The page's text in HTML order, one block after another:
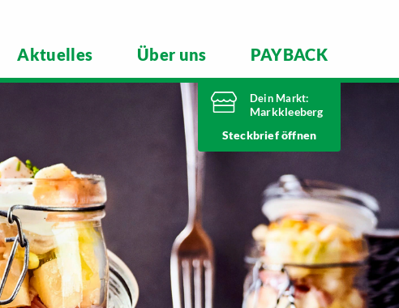
Aktuelles Über uns PAYBACK
Dein Markt:
Markkleeberg
Heute bis
0341 35390
Städtelner Straße 54
04416 Markkleeberg
Markt ändern
Steckbrief